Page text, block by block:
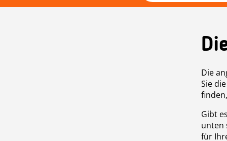
Die
Sie
Gibt
unten
für